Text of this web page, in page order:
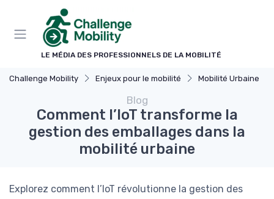
LE MÉDIA DES PROFESSIONNELS DE LA MOBILITÉ
Challenge Mobility Enjeux pour le mobilité Mobilité Urbaine
Blog
Comment l’IoT transforme la
gestion des emballages dans la
mobilité urbaine
Explorez comment l’IoT révolutionne la gestion des
Panneau de gestion des cookies